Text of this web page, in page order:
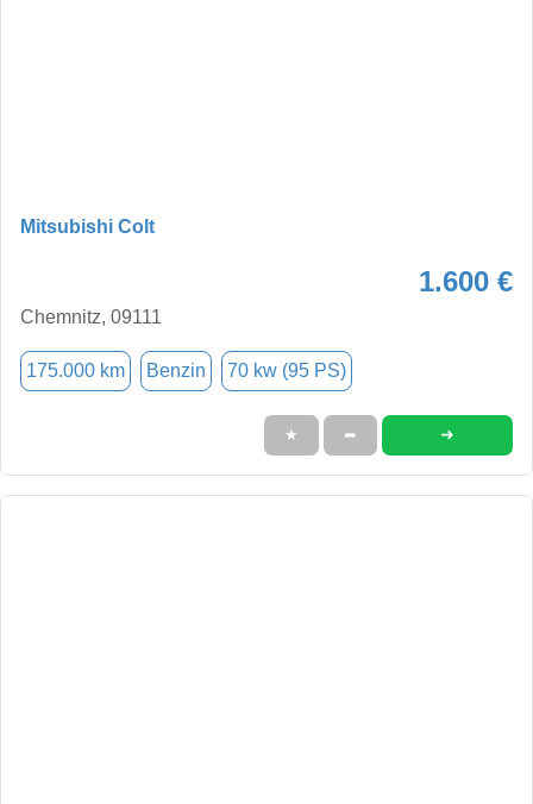
Mitsubishi Colt
1.600 €
Chemnitz, 09111
175.000 km Benzin 70 kw (95 PS)
★ ➦ ➜